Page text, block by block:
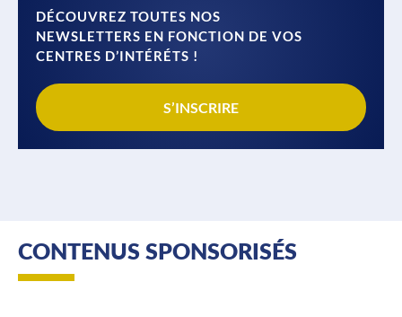
DÉCOUVREZ TOUTES NOS
NEWSLETTERS EN FONCTION DE VOS
CENTRES D’INTÉRÉTS !
S’INSCRIRE
CONTENUS SPONSORISÉS